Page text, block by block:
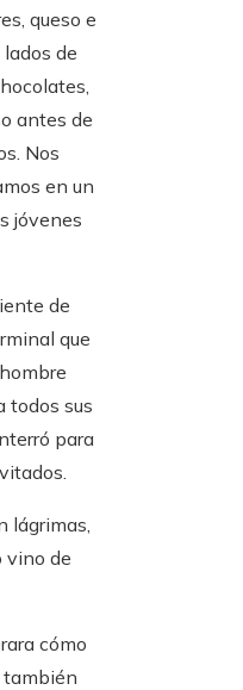
queso e
de
antes de
Nos
en un
jóvenes
de
que
todos sus
para
lágrimas,
vino de
cómo
también